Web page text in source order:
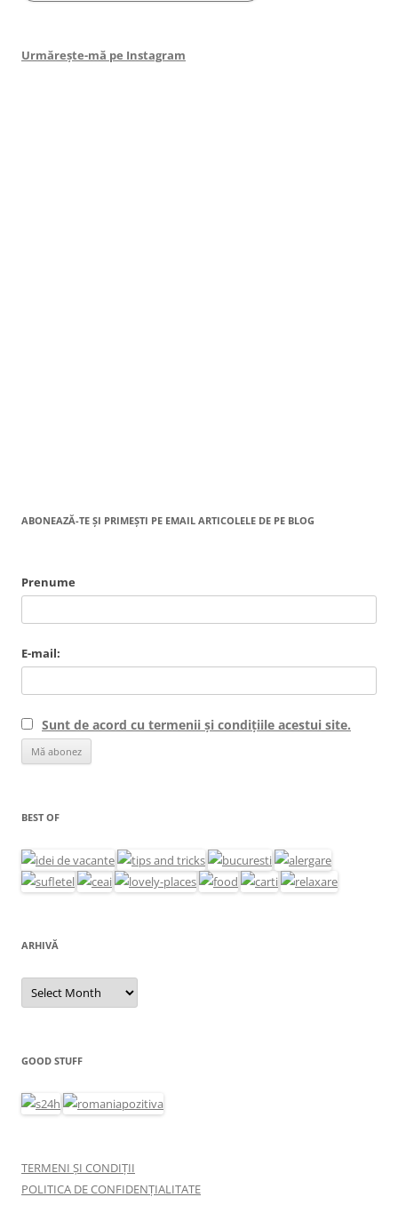
Urmărește-mă pe Instagram
ABONEAZĂ-TE ȘI PRIMEȘTI PE EMAIL ARTICOLELE DE PE BLOG
Prenume
E-mail:
Sunt de acord cu termenii și condițiile acestui site.
BEST OF
ARHIVĂ
Arhivă
GOOD STUFF
TERMENI ȘI CONDIȚII
POLITICA DE CONFIDENȚIALITATE